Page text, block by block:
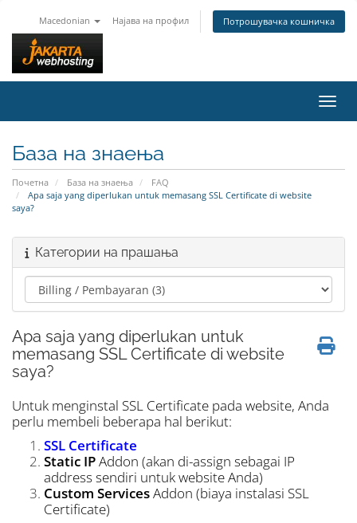
Macedonian Најава на профил Потрошувачка кошничка
База на знаења
Почетна База на знаења
FAQ
Apa saja yang diperlukan untuk memasang SSL Certificate di website
saya?
Категории на прашања
Apa saja yang diperlukan untuk
memasang SSL Certificate di website
saya?
Untuk menginstal SSL Certificate pada website, Anda
perlu membeli beberapa hal berikut:
SSL Certificate
Static IPAddon (akan di-assign sebagai IP
address sendiri untuk website Anda)
Custom ServicesAddon (biaya instalasi SSL
Certificate)